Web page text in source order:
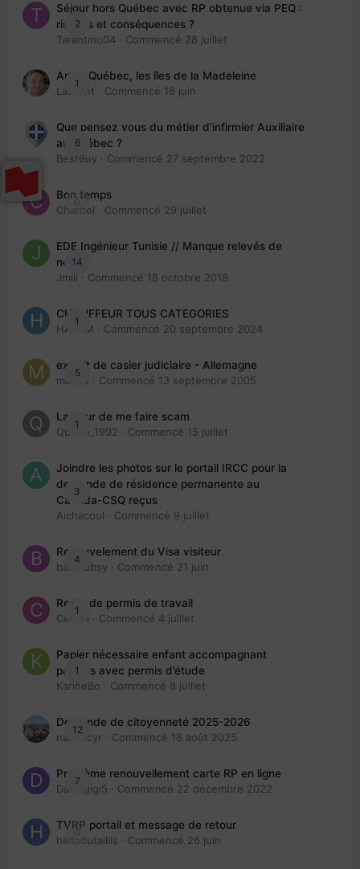
2
Séjour hors Québec avec RP obtenue via PEQ :
risques et conséquences ?
Tarantino04 · Commencé 28 juillet
1
Arte : Québec, les îles de la Madeleine
Laurent · Commencé 16 juin
6
Que pensez vous du métier d'infirmier Auxiliaire
au Québec ?
BestBuy · Commencé 27 septembre 2022
0
Bon temps
Charbel · Commencé 29 juillet
14
EDE Ingénieur Tunisie // Manque relevés de
note
Jmili · Commencé 18 octobre 2018
1
CHAUFFEUR TOUS CATEGORIES
HAZEM · Commencé 20 septembre 2024
5
extrait de casier judiciaire - Allemagne
maries · Commencé 13 septembre 2005
1
La peur de me faire scam
Queen_1992 · Commencé 15 juillet
3
Joindre les photos sur le portail IRCC pour la
demande de résidence permanente au
Canada-CSQ reçus
Aichacool · Commencé 9 juillet
4
Renouvelement du Visa visiteur
babibubsy · Commencé 21 juin
1
Refus de permis de travail
Cedbri · Commencé 4 juillet
1
Papier nécessaire enfant accompagnant
parents avec permis d’étude
KarineBo · Commencé 8 juillet
12
Demande de citoyenneté 2025-2026
nanancyr · Commencé 18 août 2025
7
Problème renouvellement carte RP en ligne
Davidgigi5 · Commencé 22 décembre 2022
0
TVRP portail et message de retour
hellodutaillis · Commencé 26 juin